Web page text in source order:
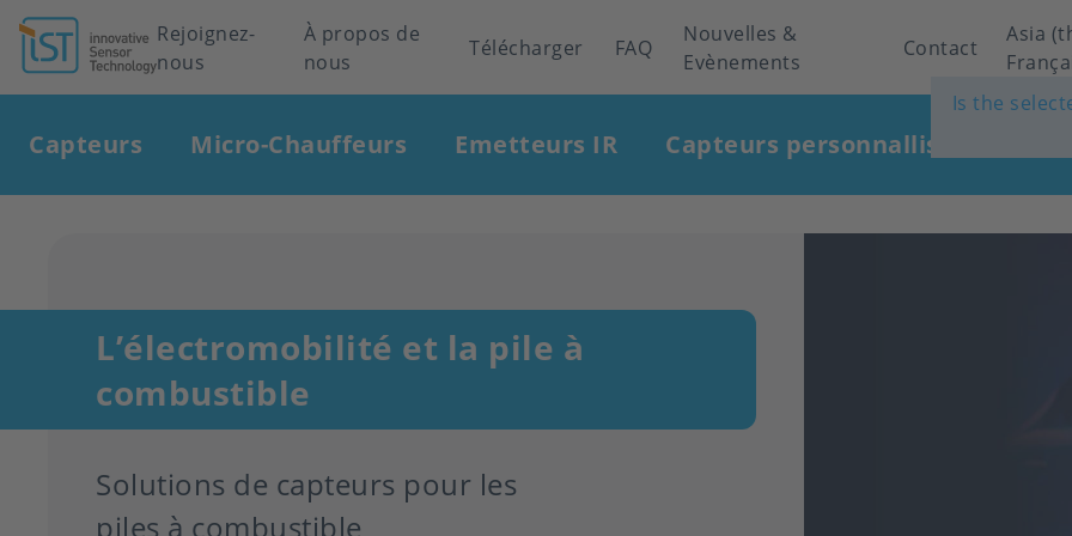
Header
navigation
Rejoignez-
nous
À propos de
nous
Télécharger FAQ
Nouvelles &
Evènements
Contact
Asia
Is the
navigation
Capteurs Micro-Chauffeurs Emetteurs IR Capteurs personnallisés
L’électromobilité et la pile à
combustible
Solutions de capteurs pour les
piles à combustible